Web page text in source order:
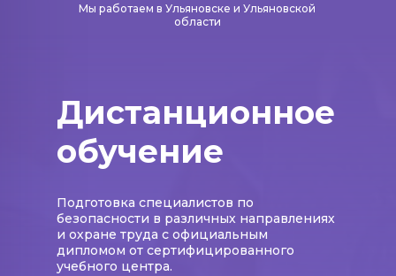
Мы работаем в Ульяновске и Ульяновской
области
Дистанционное
обучение
Подготовка специалистов по
безопасности в различных направлениях
и охране труда с официальным
дипломом от сертифицированного
учебного центра.